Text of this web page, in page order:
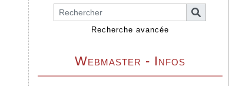
Recherche avancée
Webmaster - Infos